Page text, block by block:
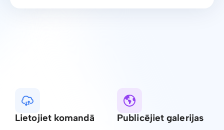
Lietojiet komandā Publicējiet galerijas